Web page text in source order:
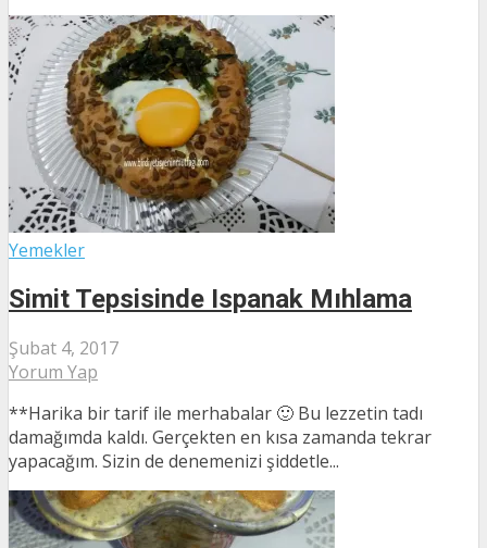
Yemekler
Simit Tepsisinde Ispanak Mıhlama
Şubat 4, 2017
Yorum Yap
**Harika bir tarif ile merhabalar 🙂 Bu lezzetin tadı
damağımda kaldı. Gerçekten en kısa zamanda tekrar
yapacağım. Sizin de denemenizi şiddetle...